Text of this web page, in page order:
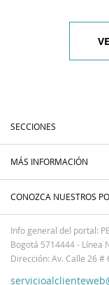
SECCIONES
MÁS INFORMACIÓN
CONOZCA NUESTROS
Info general del portal:
Bogotá 5714444 - Línea
Dirección: Av. Calle 26 #